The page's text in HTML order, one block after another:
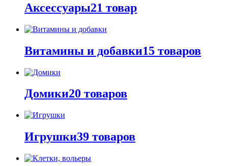
Аксессуары21 товар
Витамины и добавки15 товаров
Домики20 товаров
Игрушки39 товаров